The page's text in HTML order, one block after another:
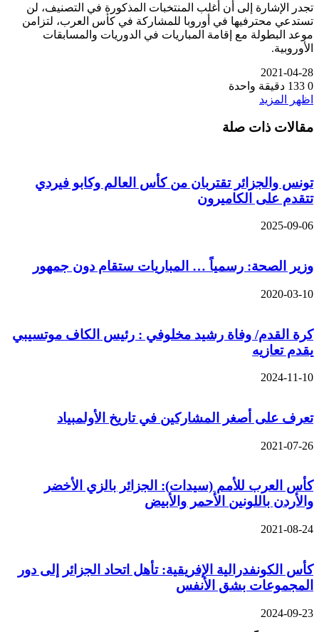
تجدر الإشارة إلى أن أغلب المنتخبات المذكورة في التصنيف، لن
تستدعي محترفيها في أوروبا للمشاركة في كأس العرب، لتزامن
موعد البطولة مع إقامة المباريات في الدوريات والمسابقات
الأوروبية.
2021-04-28
0
دقيقة واحدة
اظهر المزيد
مقالات ذات صلة
تونس والجزائر تقتربان من كأس العالم وكابو فيردي
تتقدم على الكاميرون
2025-09-06
وزير الصحة: رسمياً … المباريات ستقام دون جمهور
2020-03-10
كرة القدم/ وفاة رشيد مخلوفي : رئيس الكاف موتسيبي
يقدم تعازيه
2024-11-10
تعرف على أصغر المشاركين في تاريخ الأولمبياد
2021-07-26
كأس العرب للأمم (سيدات): الجزائر بالزي الأخضر
والأردن باللونين الأحمر والأبيض
2021-08-24
كأس الكونفدرالية الإفريقية: تأهل اتحاد الجزائر إلى دور
المجموعات بشق الأنفس
2024-09-23